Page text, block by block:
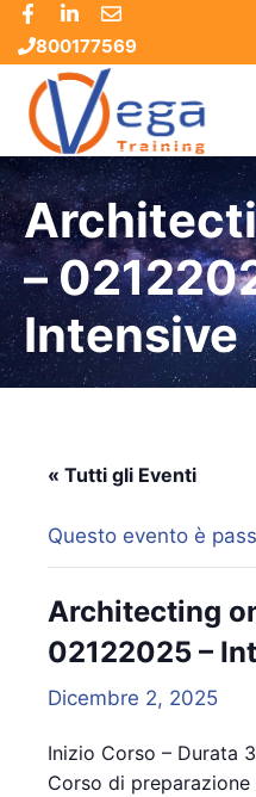
Vai
contenuto
800177569
–
Intensive
« Tutti gli Eventi
Questo evento è
Architecting
02122025 –
Dicembre 2, 2025
Inizio Corso – Durata
Corso di